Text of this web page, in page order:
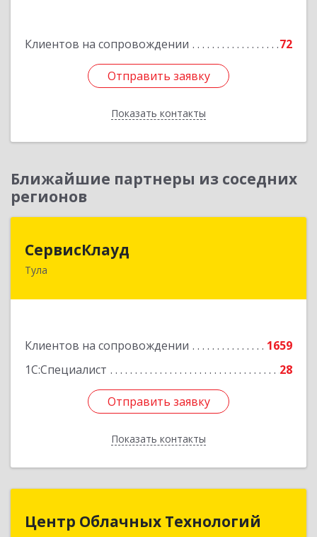
Клиентов на сопровождении 72
Отправить заявку
Показать контакты
Отправить заявку
Назад
Ближайшие партнеры из соседних
регионов
СервисКлауд
Тула
Клиентов на сопровождении
1659
1С:Специалист
28
Отправить заявку
Показать контакты
300028, Тульская обл, Тула г, Болдина ул, дом №
Отправить заявку
Назад
Центр Облачных Технологий
Центр Облачных Технологий